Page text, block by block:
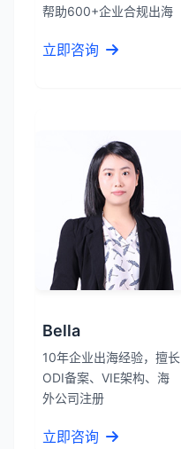
帮助600+企业合规出海
立即咨询
Bella
10年企业出海经验，擅长
ODI备案、VIE架构、海
外公司注册
立即咨询